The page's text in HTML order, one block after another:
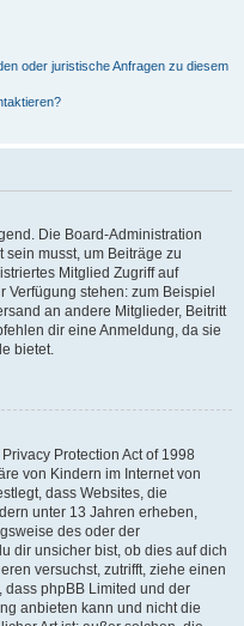
oder juristische Anfragen zu diesem
Die Board-Administration
musst, um Beiträge zu
Mitglied Zugriff auf
stehen: zum Beispiel
an andere Mitglieder, Beitritt
dir eine Anmeldung, da sie
bietet.
Protection Act of 1998
von Kindern im Internet von
dass Websites, die
unter 13 Jahren erheben,
des oder der
dir unsicher bist, ob dies auf dich
versuchst, zutrifft, ziehe einen
dass phpBB Limited und der
anbieten kann und nicht die